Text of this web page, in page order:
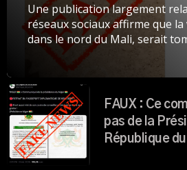
Une publication largement
réseaux sociaux affirme que la
dans le nord du Mali, serait
FAUX : Ce
pas de la
République